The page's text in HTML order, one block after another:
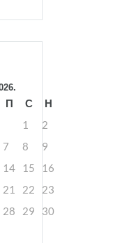
П С
Н
1
2
7 8
9
14 15
16
21 22
23
28 29
30